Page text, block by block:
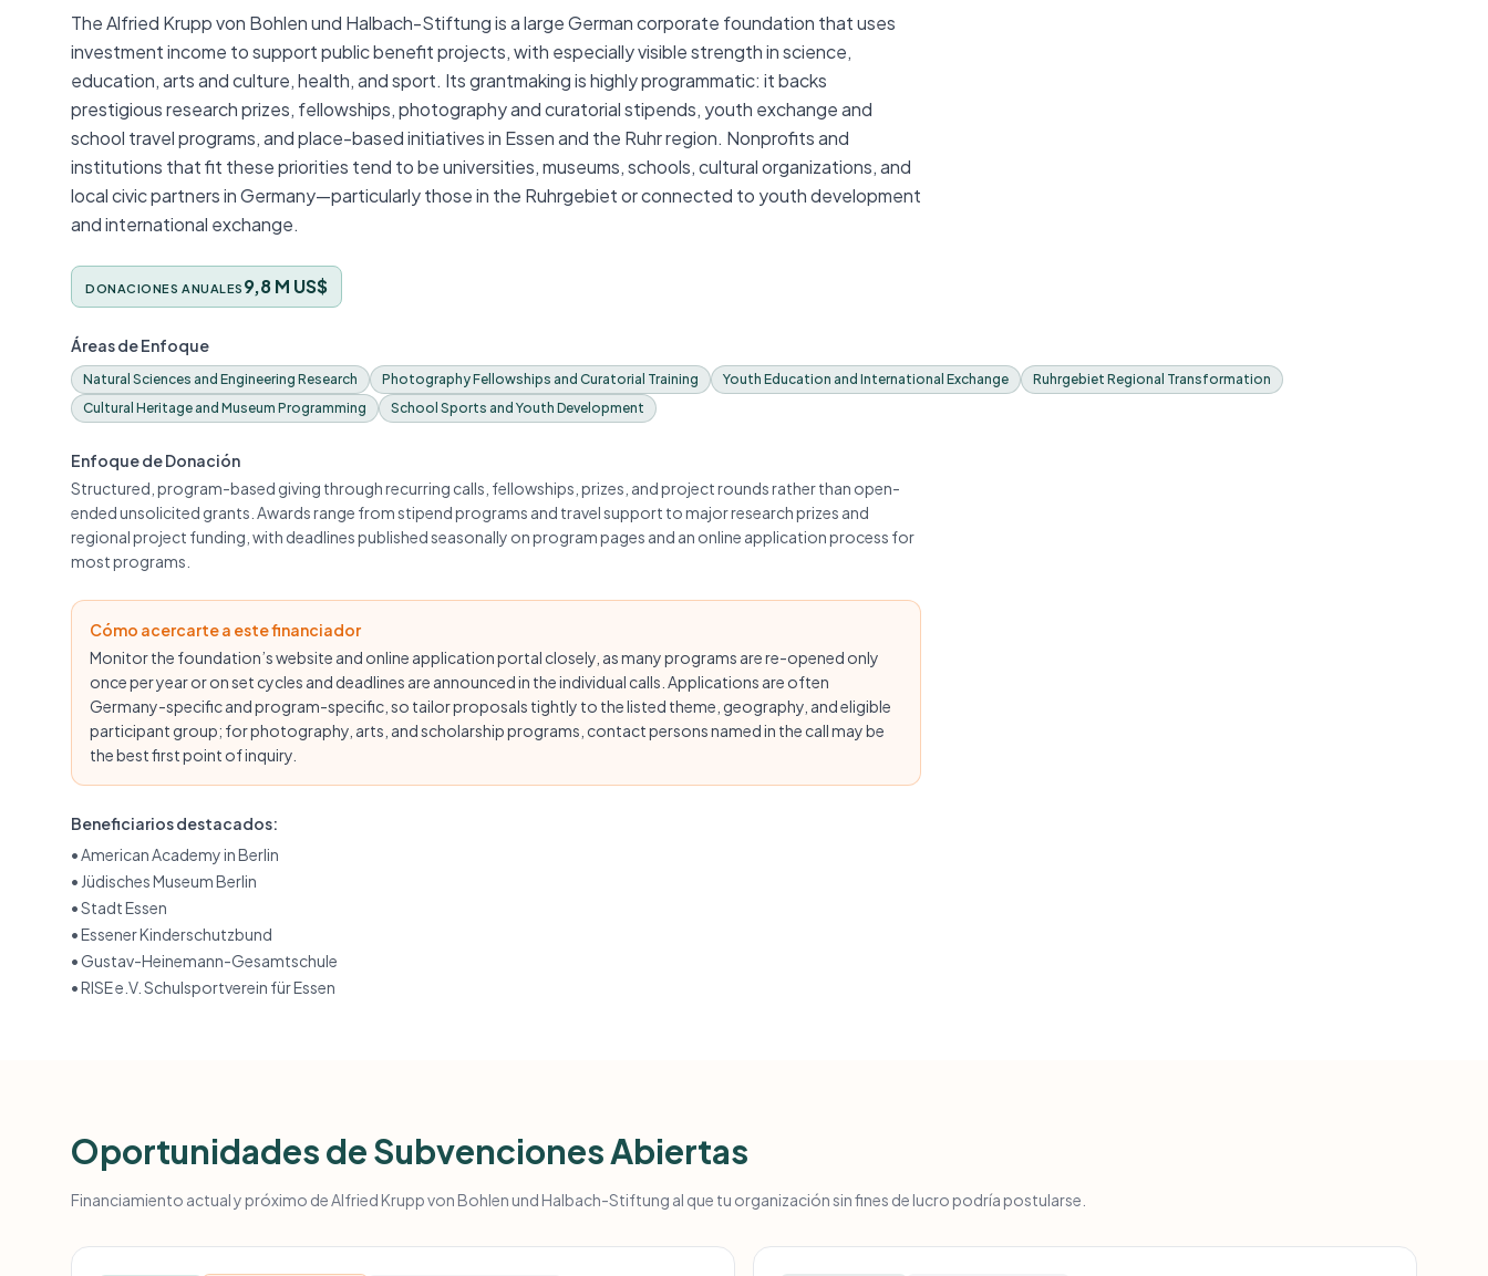
The Alfried Krupp von Bohlen und Halbach-Stiftung is a large German corporate foundation that uses
investment income to support public benefit projects, with especially visible strength in science,
education, arts and culture, health, and sport. Its grantmaking is highly programmatic: it backs
prestigious research prizes, fellowships, photography and curatorial stipends, youth exchange and
school travel programs, and place-based initiatives in Essen and the Ruhr region. Nonprofits and
institutions that fit these priorities tend to be universities, museums, schools, cultural organizations, and
local civic partners in Germany—particularly those in the Ruhrgebiet or connected to youth development
and international exchange.
DONACIONES ANUALES 9,8 M US$
Áreas de Enfoque
Natural Sciences and Engineering Research Photography Fellowships and Curatorial Training Youth Education and International Exchange
Ruhrgebiet Regional Transformation
Cultural Heritage and Museum Programming
School Sports and Youth Development
Enfoque de Donación
Structured, program-based giving through recurring calls, fellowships, prizes, and project rounds rather than open-
ended unsolicited grants. Awards range from stipend programs and travel support to major research prizes and
regional project funding, with deadlines published seasonally on program pages and an online application process for
most programs.
Cómo acercarte a este financiador
Monitor the foundation’s website and online application portal closely, as many programs are re-opened only
once per year or on set cycles and deadlines are announced in the individual calls. Applications are often
Germany-specific and program-specific, so tailor proposals tightly to the listed theme, geography, and eligible
participant group; for photography, arts, and scholarship programs, contact persons named in the call may be
the best first point of inquiry.
Beneficiarios destacados:
•American Academy in Berlin
• Jüdisches Museum Berlin
•Stadt Essen
•Essener Kinderschutzbund
•Gustav-Heinemann-Gesamtschule
•RISE e.V. Schulsportverein für Essen
Oportunidades de Subvenciones Abiertas
Financiamiento actual y próximo de Alfried Krupp von Bohlen und Halbach-Stiftung al que tu organización sin fines de lucro podría postularse.